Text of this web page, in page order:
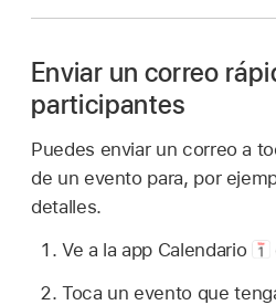
Enviar un correo
participantes
Puedes enviar un correo a
de un evento para, por
detalles.
Ve a la app Calendario
Toca un evento que